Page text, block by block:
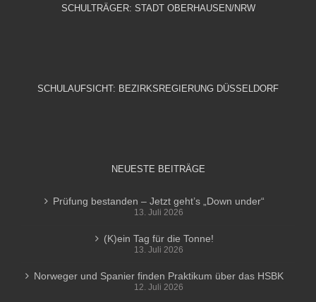
SCHULTRÄGER: STADT OBERHAUSEN/NRW
SCHULAUFSICHT: BEZIRKSREGIERUNG DÜSSELDORF
NEUESTE BEITRÄGE
Prüfung bestanden – Jetzt geht’s „Down under“
13. Juli 2026
(K)ein Tag für die Tonne!
13. Juli 2026
Norweger und Spanier finden Praktikum über das HSBK
12. Juli 2026